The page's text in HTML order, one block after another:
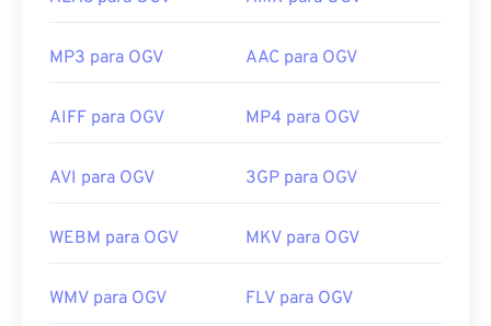
MP3 para OGV AAC para OGV
AIFF para OGV MP4 para OGV
AVI para OGV 3GP para OGV
WEBM para OGV MKV para OGV
WMV para OGV FLV para OGV